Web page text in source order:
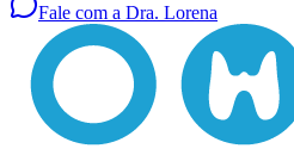
Fale com a Dra. Lorena